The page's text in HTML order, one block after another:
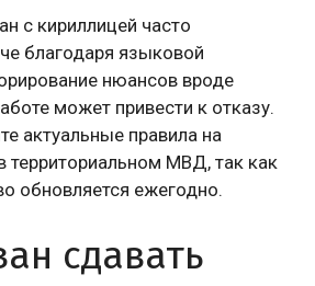
с кириллицей часто
благодаря языковой
нюансов вроде
может привести к отказу.
актуальные правила на
территориальном МВД, так как
обновляется ежегодно.
сдавать